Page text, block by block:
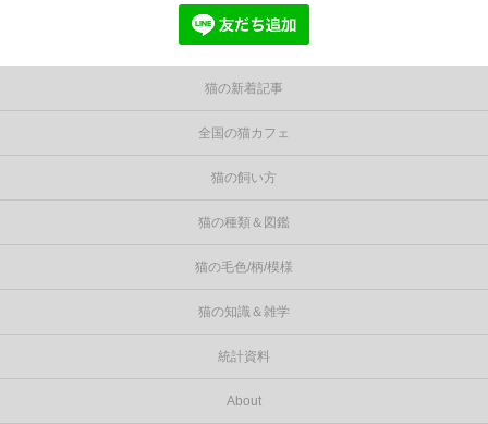
猫の新着記事
全国の猫カフェ
猫の飼い方
猫の種類＆図鑑
猫の毛色/柄/模様
猫の知識＆雑学
統計資料
About